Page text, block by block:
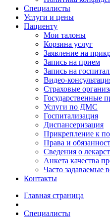
Специалисты
Услуги и цены
Пациенту
Мои талоны
Корзина услуг
Заявление на
Запись на прием
Запись на
Видео-
Страховые
Государственные
Услуги по ДМС
Госпитализация
Диспансеризация
Прикрепление к
Права и
Сведения о
Анкета качества
Часто задаваемые
Контакты
Главная страница
Специалисты